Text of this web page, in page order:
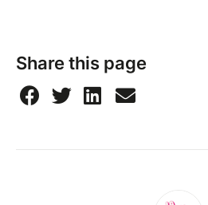
Share this page